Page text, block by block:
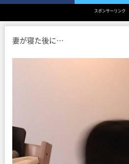
Twitterでツイート
スポンサーリンク
妻が寝た後に…